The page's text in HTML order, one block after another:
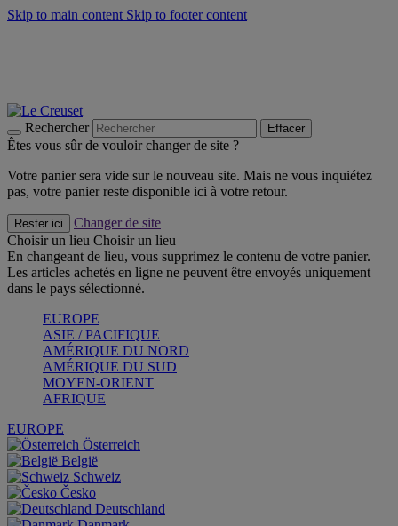
Skip to main content Skip to footer content
Rechercher Effacer
Êtes vous sûr de vouloir changer de site ?
Votre panier sera vide sur le nouveau site. Mais ne vous inquiétez
pas, votre panier reste disponible ici à votre retour.
Rester ici
Changer de site
Choisir un lieu Choisir un lieu
En changeant de lieu, vous supprimez le contenu de votre panier.
Les articles achetés en ligne ne peuvent être envoyés uniquement
dans le pays sélectionné.
EUROPE
ASIE / PACIFIQUE
AMÉRIQUE DU NORD
AMÉRIQUE DU SUD
MOYEN-ORIENT
AFRIQUE
EUROPE
Österreich
België
Schweiz
Česko
Deutschland